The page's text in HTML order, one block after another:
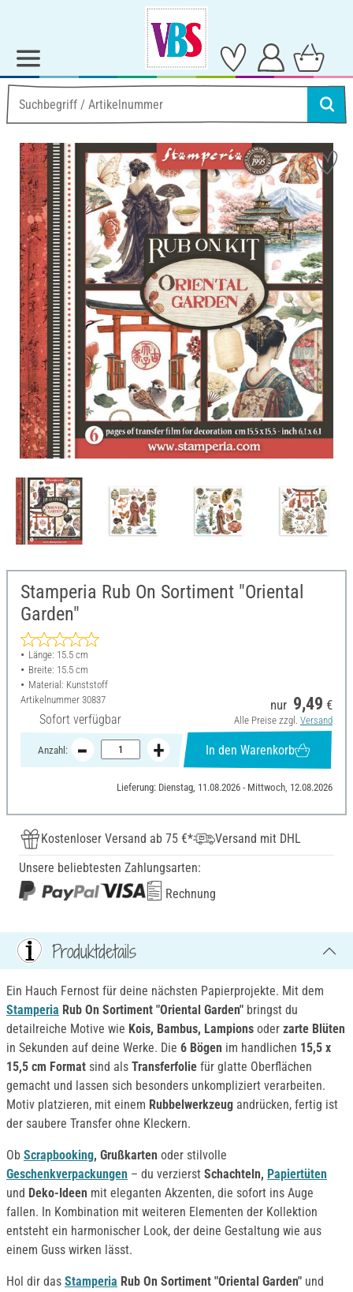
Stamperia Rub On Sortiment "Oriental
Garden"
Länge: 15.5 cm
Breite: 15.5 cm
Material: Kunststoff
Artikelnummer 30837
Sofort verfügbar
nur 9,49 €
Alle Preise zzgl. Versand
Anzahl: In den Warenkorb
Lieferung: Dienstag, 11.08.2026 - Mittwoch, 12.08.2026
Kostenloser Versand ab 75 €*
Versand mit DHL
Unsere beliebtesten Zahlungsarten:
Rechnung
Produktdetails
Ein Hauch Fernost für deine nächsten Papierprojekte. Mit dem
Stamperia Rub On Sortiment "Oriental Garden" bringst du
detailreiche Motive wie Kois, Bambus, Lampions oder zarte Blüten
in Sekunden auf deine Werke. Die 6 Bögen im handlichen 15,5 x
15,5 cm Format sind als Transferfolie für glatte Oberflächen
gemacht und lassen sich besonders unkompliziert verarbeiten.
Motiv platzieren, mit einem Rubbelwerkzeug andrücken, fertig ist
der saubere Transfer ohne Kleckern.
Ob Scrapbooking, Grußkarten oder stilvolle
Geschenkverpackungen – du verzierst Schachteln, Papiertüten
und Deko-Ideen mit eleganten Akzenten, die sofort ins Auge
fallen. In Kombination mit weiteren Elementen der Kollektion
entsteht ein harmonischer Look, der deine Gestaltung wie aus
einem Guss wirken lässt.
Hol dir das Stamperia Rub On Sortiment "Oriental Garden" und